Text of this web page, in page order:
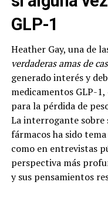
GLP-1
Heather Gay, una de
verdaderas amas de
generado interés y
medicamentos GLP-
para la pérdida de
La interrogante sobre
fármacos ha sido
como en entrevistas
perspectiva más
y sus pensamientos